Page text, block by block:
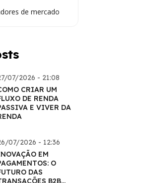
de mercado
07/2026 - 21:08
CRIAR UM
DE RENDA
E VIVER DA
07/2026 - 12:36
EM
O
DAS
B2B